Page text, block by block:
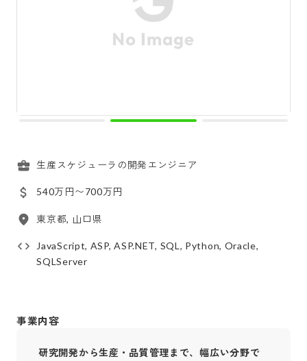
生産スケジューラの開発エンジニア
540万円〜700万円
東京都, 山口県
JavaScript, ASP, ASP.NET, SQL, Python, Oracle,
SQLServer
事業内容
研究開発から生産・品質管理まで、幅広い分野で